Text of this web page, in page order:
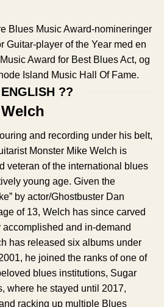
Blues Music Award-nomineringer
Guitar-player of the Year med en
Award for Best Blues Act, og
Island Music Hall Of Fame.
??
and recording under his belt,
Monster Mike Welch is
veteran of the international blues
young age. Given the
by actor/Ghostbuster Dan
of 13, Welch has since carved
and in-demand
has released six albums under
he joined the ranks of one of
blues institutions, Sugar
where he stayed until 2017,
racking up multiple Blues